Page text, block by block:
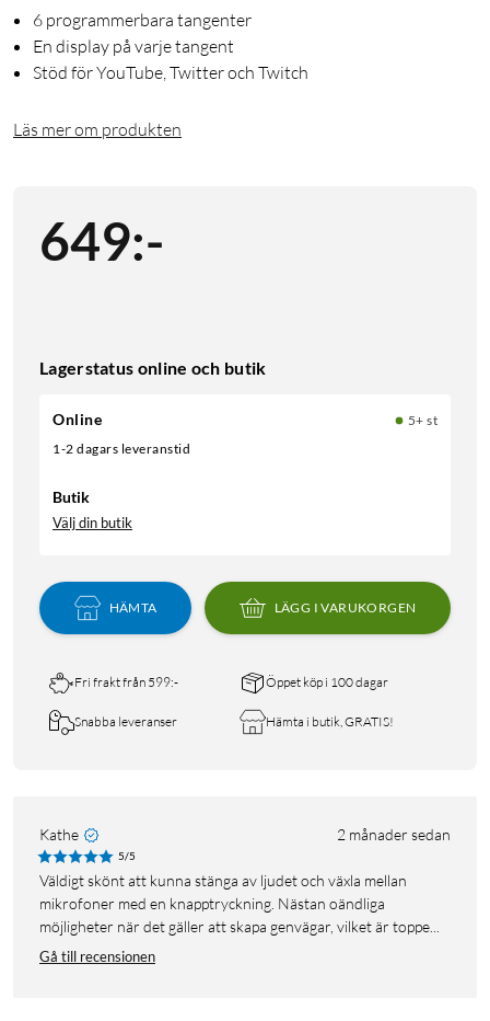
6 programmerbara tangenter
En display på varje tangent
Stöd för YouTube, Twitter och Twitch
Läs mer om produkten
649:-
Lagerstatus online och butik
Online
5+ st
1-2 dagars leveranstid
Butik
Välj din butik
HÄMTA LÄGG I VARUKORGEN
Fri frakt från 599:- Öppet köp i 100 dagar
Snabba leveranser Hämta i butik, GRATIS!
Kathe 2 månader sedan
5/5
Väldigt skönt att kunna stänga av ljudet och växla mellan
mikrofoner med en knapptryckning. Nästan oändliga
möjligheter när det gäller att skapa genvägar, vilket är toppe...
Gå till recensionen